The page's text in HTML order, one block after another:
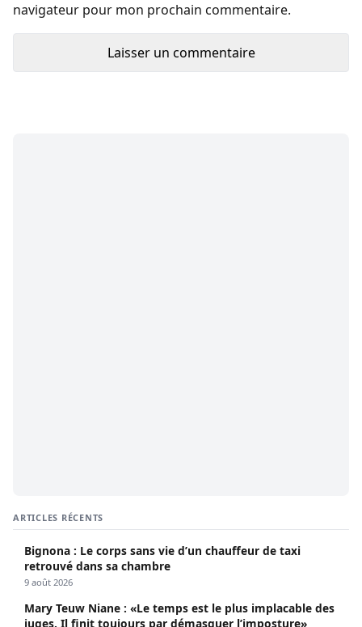
navigateur pour mon prochain commentaire.
ARTICLES RÉCENTS
Bignona : Le corps sans vie d’un chauffeur de taxi
retrouvé dans sa chambre
9 août 2026
Mary Teuw Niane : «Le temps est le plus implacable des
juges. Il finit toujours par démasquer l’imposture»